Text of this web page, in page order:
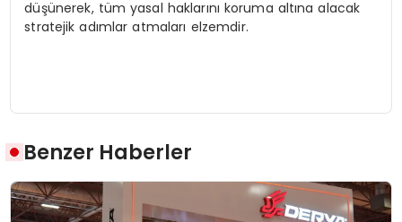
düşünerek, tüm yasal haklarını koruma altına alacak
stratejik adımlar atmaları elzemdir.
Benzer Haberler